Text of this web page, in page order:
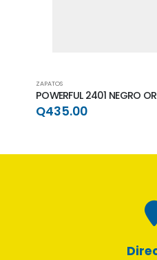
ZAPATOS
POWERFUL 2401 NEGRO
Q435.00